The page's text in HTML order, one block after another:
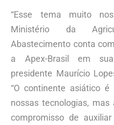
“Esse tema muito
Ministério da
Abastecimento conta
a Apex-Brasil em
presidente Maurício
“O continente asiático
nossas tecnologias,
compromisso de